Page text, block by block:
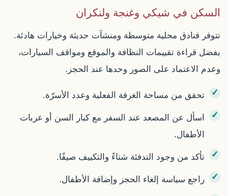
السكن في شيكي وغنجة ولنكران
تتوفر فنادق محلية متوسطة ومنشآت حديثة وخيارات هادئة.
يفضل قراءة تقييمات النظافة والموقع ومواقف السيارات،
وعدم الاعتماد على الصور وحدها عند الحجز.
تحقق من مساحة الغرفة الفعلية وعدد الأسرّة.
اسأل عن المصعد عند السفر مع كبار السن أو عربات
الأطفال.
تأكد من وجود التدفئة شتاءً والتكييف صيفًا.
راجع سياسة إلغاء الحجز وإضافة الأطفال.